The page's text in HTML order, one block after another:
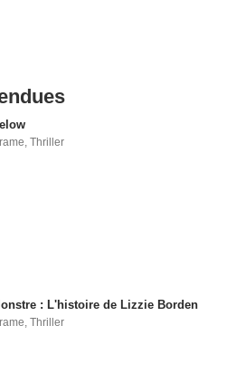
,Thriller
: L'histoire de Lizzie Borden
,Thriller